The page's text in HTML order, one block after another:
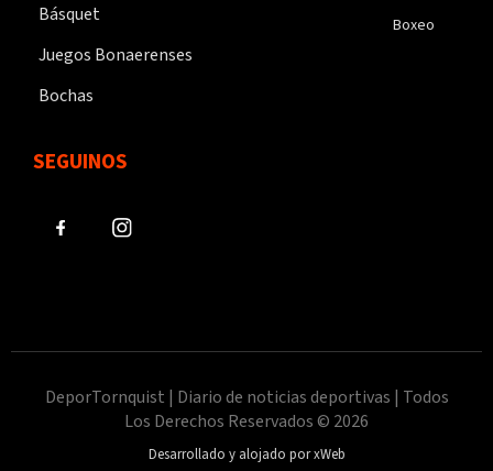
Básquet
Juegos Bonaerenses
Bochas
Boxeo
SEGUINOS
DeporTornquist | Diario de noticias deportivas | Todos
Los Derechos Reservados © 2026
Desarrollado y alojado por xWeb